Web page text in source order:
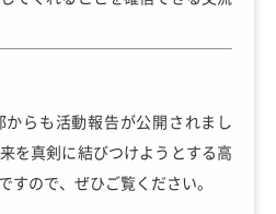
らも活動報告が公開されまし
を真剣に結びつけようとする高
すので、ぜひご覧ください。